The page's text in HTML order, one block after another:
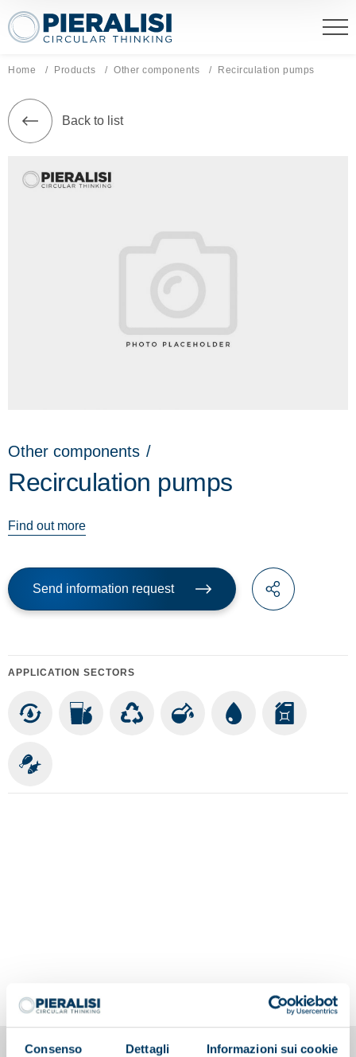
Consenso Dettagli Informazioni sui cookie
Pieralisi Maip Spa
Home Products Other components Current page:
Recirculation pumps
Back to list
Other components /
Recirculation pumps
Find out more
Send information request
APPLICATION SECTORS